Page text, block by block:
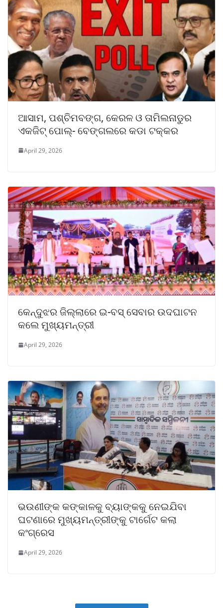
ଆସାମ, ପଶ୍ଚିମବଙ୍ଗ, କେରଳ ଓ ତାମିଲନାଡୁର
ଏକଜିଟ୍ ପୋଲ୍- ବେଙ୍ଗଲରେ କଡା ଟକ୍କର
April 29, 2026
କେନ୍ଦୁଝର ଜିଲ୍ଲାରେ ଇ-ବସ୍ ସେବାର ଉଦଘାଟନ
କଲେ ମୁଖ୍ୟମନ୍ତ୍ରୀ
April 29, 2026
ଭଉଣୀଙ୍କ କଙ୍କାଳକୁ ବ୍ୟାଙ୍କକୁ ନେଇଯିବା
ଘଟଣାରେ ମୁଖ୍ୟମନ୍ତ୍ରୀଙ୍କୁ ଟାର୍ଗେଟ କଲା
କଂଗ୍ରେସ
April 29, 2026